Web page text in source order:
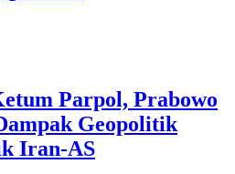
Parpol, Prabowo
Geopolitik
Iran-AS